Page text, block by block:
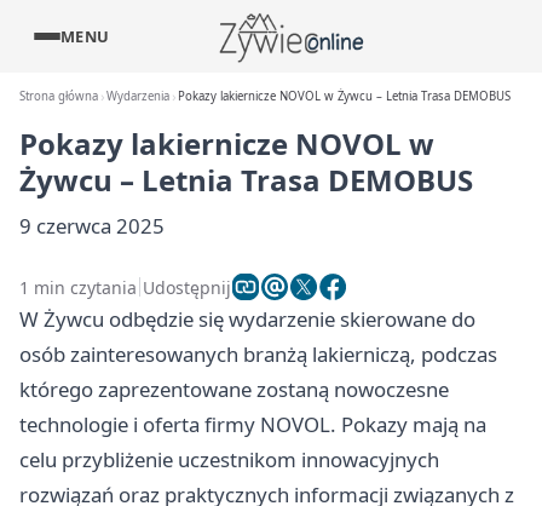
MENU
Strona główna Wydarzenia Pokazy lakiernicze NOVOL w Żywcu – Letnia Trasa DEMOBUS
Pokazy lakiernicze NOVOL w
Żywcu – Letnia Trasa DEMOBUS
9 czerwca 2025
1 min czytania Udostępnij
W Żywcu odbędzie się wydarzenie skierowane do
osób zainteresowanych branżą lakierniczą, podczas
którego zaprezentowane zostaną nowoczesne
technologie i oferta firmy NOVOL. Pokazy mają na
celu przybliżenie uczestnikom innowacyjnych
rozwiązań oraz praktycznych informacji związanych z